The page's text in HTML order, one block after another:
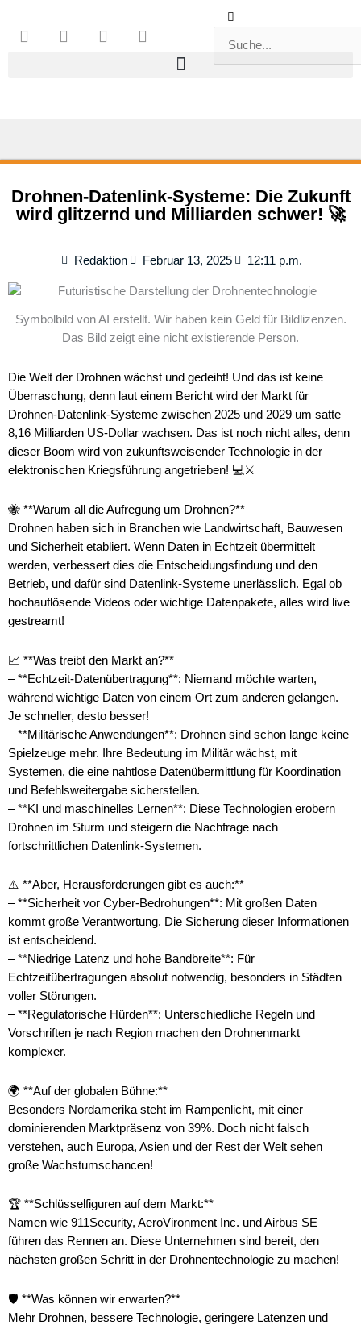
springen
F
a
T
w
Y
o
L
i
Suche
Drohnen-Datenlink-Systeme: Die Zukunft
wird glitzernd und Milliarden schwer! 🚀
Redaktion Februar 13, 2025 12:11 p.m.
Symbolbild von AI erstellt. Wir haben kein Geld für Bildlizenzen.
Das Bild zeigt eine nicht existierende Person.
Die Welt der Drohnen wächst und gedeiht! Und das ist keine
Überraschung, denn laut einem Bericht wird der Markt für
Drohnen-Datenlink-Systeme zwischen 2025 und 2029 um satte
8,16 Milliarden US-Dollar wachsen. Das ist noch nicht alles, denn
dieser Boom wird von zukunftsweisender Technologie in der
elektronischen Kriegsführung angetrieben! 💻⚔️
🐝 **Warum all die Aufregung um Drohnen?**
Drohnen haben sich in Branchen wie Landwirtschaft, Bauwesen
und Sicherheit etabliert. Wenn Daten in Echtzeit übermittelt
werden, verbessert dies die Entscheidungsfindung und den
Betrieb, und dafür sind Datenlink-Systeme unerlässlich. Egal ob
hochauflösende Videos oder wichtige Datenpakete, alles wird live
gestreamt!
📈 **Was treibt den Markt an?**
– **Echtzeit-Datenübertragung**: Niemand möchte warten,
während wichtige Daten von einem Ort zum anderen gelangen.
Je schneller, desto besser!
– **Militärische Anwendungen**: Drohnen sind schon lange keine
Spielzeuge mehr. Ihre Bedeutung im Militär wächst, mit
Systemen, die eine nahtlose Datenübermittlung für Koordination
und Befehlsweitergabe sicherstellen.
– **KI und maschinelles Lernen**: Diese Technologien erobern
Drohnen im Sturm und steigern die Nachfrage nach
fortschrittlichen Datenlink-Systemen.
⚠️ **Aber, Herausforderungen gibt es auch:**
– **Sicherheit vor Cyber-Bedrohungen**: Mit großen Daten
kommt große Verantwortung. Die Sicherung dieser Informationen
ist entscheidend.
– **Niedrige Latenz und hohe Bandbreite**: Für
Echtzeitübertragungen absolut notwendig, besonders in Städten
voller Störungen.
– **Regulatorische Hürden**: Unterschiedliche Regeln und
Vorschriften je nach Region machen den Drohnenmarkt
komplexer.
🌍 **Auf der globalen Bühne:**
Besonders Nordamerika steht im Rampenlicht, mit einer
dominierenden Marktpräsenz von 39%. Doch nicht falsch
verstehen, auch Europa, Asien und der Rest der Welt sehen
große Wachstumschancen!
🏆 **Schlüsselfiguren auf dem Markt:**
Namen wie 911Security, AeroVironment Inc. und Airbus SE
führen das Rennen an. Diese Unternehmen sind bereit, den
nächsten großen Schritt in der Drohnentechnologie zu machen!
🛡️ **Was können wir erwarten?**
Mehr Drohnen, bessere Technologie, geringere Latenzen und